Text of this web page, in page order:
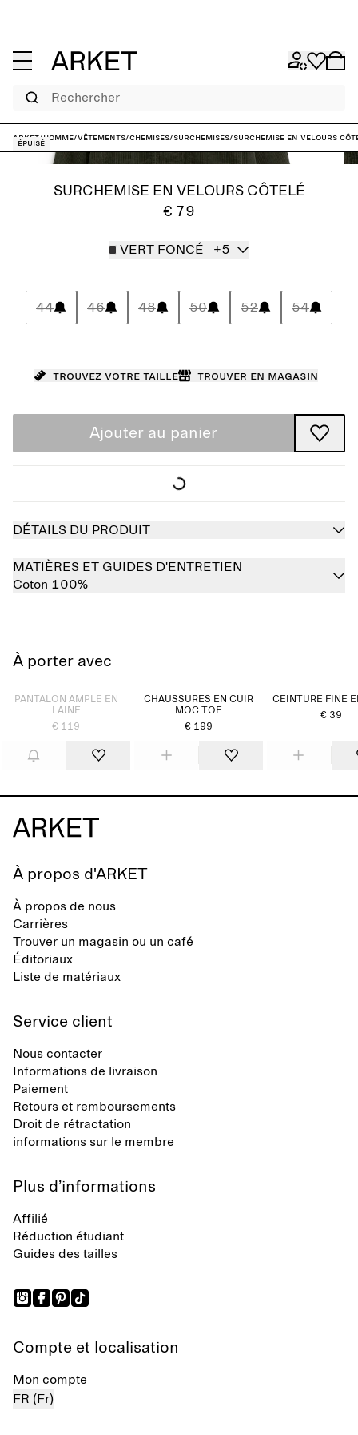
Rechercher
ARKET/Homme/Vêtements/Chemises/Surchemises/Surchemise en velours
Épuisé
SURCHEMISE EN VELOURS CÔTELÉ
€ 79
VERT FONCÉ +5
44 46 48 50 52 54
Trouvez votre taille Trouver en magasin
Ajouter au panier
DÉTAILS DU PRODUIT
MATIÈRES ET GUIDES D'ENTRETIEN
Coton 100%
À porter avec
Épuisé
PANTALON AMPLE EN
LAINE
€ 119
CHAUSSURES EN CUIR
MOC TOE
€ 199
CEINTURE FINE
€ 39
À propos d'ARKET
À propos de nous
Carrières
Trouver un magasin ou un café
Éditoriaux
Liste de matériaux
Service client
Nous contacter
Informations de livraison
Paiement
Retours et remboursements
Droit de rétractation
informations sur le membre
Plus d’informations
Affilié
Réduction étudiant
Guides des tailles
Compte et localisation
Mon compte
FR (Fr)